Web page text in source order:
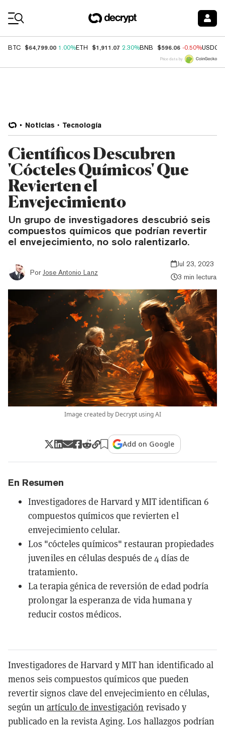
BTC $64,799.00 1.00%ETH $1,911.07 2.30%BNB $596.06 -0.50%USDC
Price data by
Noticias Tecnología
Científicos Descubren
'Cócteles Químicos' Que
Revierten el
Envejecimiento
Un grupo de investigadores descubrió seis
compuestos químicos que podrían revertir
el envejecimiento, no solo ralentizarlo.
Por Jose Antonio Lanz
Jul 23, 2023
3 min lectura
Image created by Decrypt using AI
Add on Google
En Resumen
Investigadores de Harvard y MIT identifican 6
compuestos químicos que revierten el
envejecimiento celular.
Los "cócteles químicos" restauran propiedades
juveniles en células después de 4 días de
tratamiento.
La terapia génica de reversión de edad podría
prolongar la esperanza de vida humana y
reducir costos médicos.
Investigadores de Harvard y MIT han identificado al
menos seis compuestos químicos que pueden
revertir signos clave del envejecimiento en células,
según un artículo de investigación revisado y
publicado en la revista Aging. Los hallazgos podrían